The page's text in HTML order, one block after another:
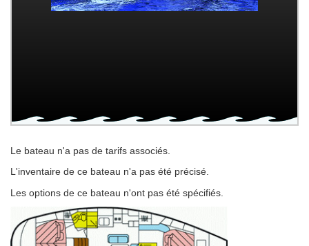
Le bateau n'a pas de tarifs associés.
L'inventaire de ce bateau n'a pas été précisé.
Les options de ce bateau n'ont pas été spécifiés.